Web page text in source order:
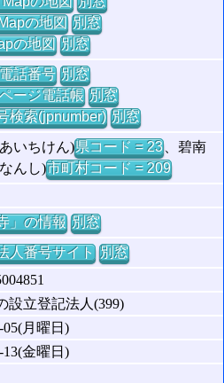
の地図 別窓
の地図 別窓
話番号 別窓
ージ電話帳 別窓
検索(jpnumber) 別窓
いちけん)県コード = 23、碧南
んし)市町村コード = 209
」の情報 別窓
人番号サイト 別窓
設立登記法人(399)
05(月曜日)
13(金曜日)